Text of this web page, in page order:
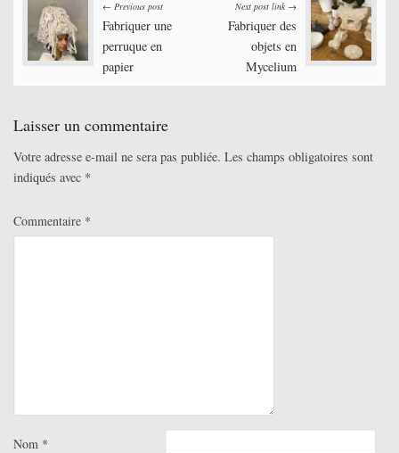
Post
navigation
← Previous post
Fabriquer une
perruque en
papier
Next post link →
Fabriquer des
objets en
Mycelium
Laisser un commentaire
Votre adresse e-mail ne sera pas publiée. Les champs obligatoires sont
indiqués avec *
Commentaire *
Nom *